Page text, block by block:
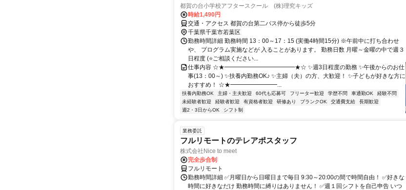
都賀の台小学校アフタースクール (株)理究キッズ
時給1,490円
交通・アクセス 都賀の台第二バス停から徒歩5分
千葉県千葉市若葉区
勤務時間詳細 勤務時間 13：00～17：15 (実働4時間15分) ※午前中に打ち合わせ
や、 プログラム実施などが 入ることがあります。 勤務日数 月曜～金曜の中で週３
日程度 (⭐ご相談ください...
仕事内容 ☆★━━━━━━━━━━━━★☆ ✨週3日程度の勤務 ✨午後からのお仕
事(13：00～) ✨扶養内勤務OK♪ ✨主婦（夫）の方、大歓迎！ ✨子どもが好きな方に
おすすめ！ ☆★━━━━━━━━...
扶養内勤務OK 主婦・主夫歓迎 60代も応募可 フリーター歓迎 学歴不問 車通勤OK
経験不問
未経験者歓迎
経験者歓迎 有資格者歓迎 研修あり ブランクOK 交通費支給
長期歓迎
週2・3日からOK
シフト制
業務委託
フルリモートのテレアポスタッフ
株式会社Nice to meet
完全歩合制
フルリモート
勤務時間詳細 ✅月曜日から日曜日まで毎日 9:30～20:00の間で時間自由！ ✅好きな
時間に好きなだけ 勤務時間に縛りはありません！ ✅週１回シフトを自己申告 いつ